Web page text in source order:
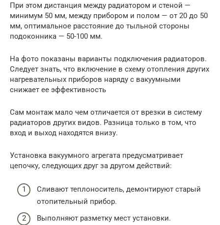
При этом дистанция между радиатором и стеной —
минимум 50 мм, между прибором и полом — от 20 до 50
мм, оптимальное расстояние до тыльной стороны
подоконника — 50-100 мм.
На фото показаны варианты подключения радиаторов.
Следует знать, что включение в схему отопления других
нагревательных приборов наряду с вакуумными
снижает ее эффективность
Сам монтаж мало чем отличается от врезки в систему
радиаторов других видов. Разница только в том, что
вход и выход находятся внизу.
Установка вакуумного агрегата предусматривает
цепочку, следующих друг за другом действий:
Сливают теплоноситель, демонтируют старый
отопительный прибор.
Выполняют разметку мест установки.